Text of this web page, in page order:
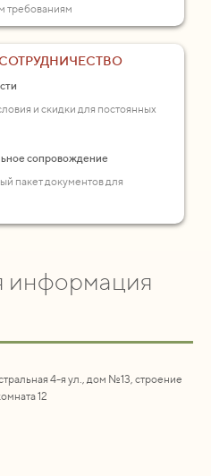
требованиям
и скидки для постоянных
сопровождение
пакет документов для
информация
4-я ул., дом №13, строение
12